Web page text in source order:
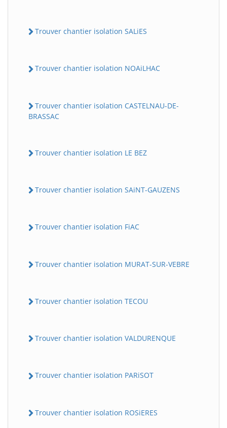
Trouver chantier isolation SALiES
Trouver chantier isolation NOAiLHAC
Trouver chantier isolation CASTELNAU-DE-
BRASSAC
Trouver chantier isolation LE BEZ
Trouver chantier isolation SAiNT-GAUZENS
Trouver chantier isolation FiAC
Trouver chantier isolation MURAT-SUR-VEBRE
Trouver chantier isolation TECOU
Trouver chantier isolation VALDURENQUE
Trouver chantier isolation PARiSOT
Trouver chantier isolation ROSiERES